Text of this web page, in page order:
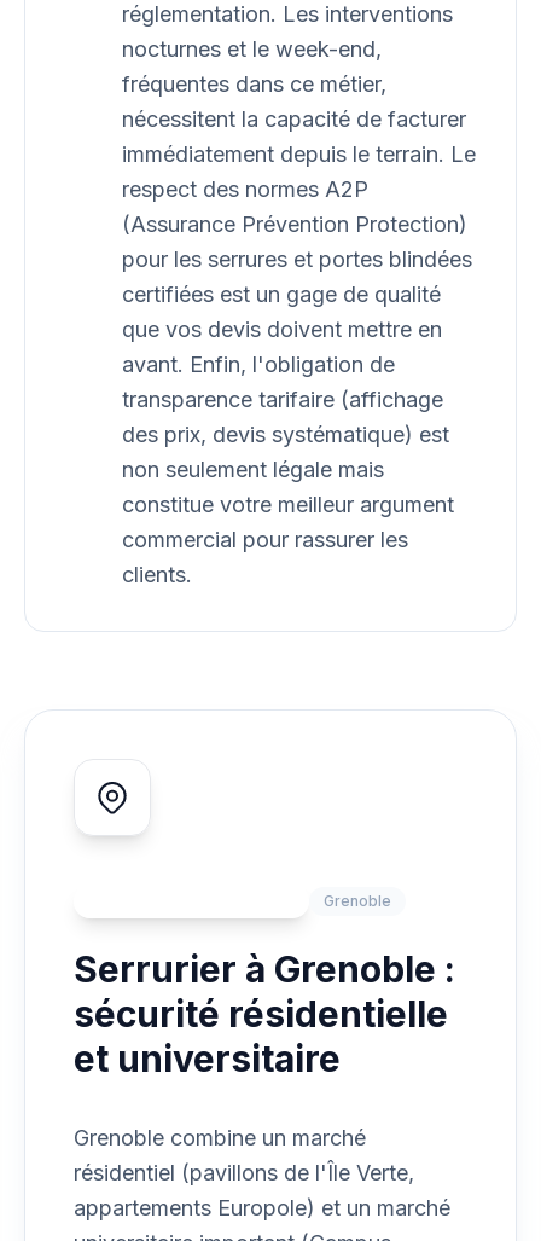
réglementation. Les interventions
nocturnes et le week-end,
fréquentes dans ce métier,
nécessitent la capacité de facturer
immédiatement depuis le terrain. Le
respect des normes A2P
(Assurance Prévention Protection)
pour les serrures et portes blindées
certifiées est un gage de qualité
que vos devis doivent mettre en
avant. Enfin, l'obligation de
transparence tarifaire (affichage
des prix, devis systématique) est
non seulement légale mais
constitue votre meilleur argument
commercial pour rassurer les
clients.
Grenoble
Serrurier à Grenoble :
sécurité résidentielle
et universitaire
Grenoble combine un marché
résidentiel (pavillons de l'Île Verte,
appartements Europole) et un marché